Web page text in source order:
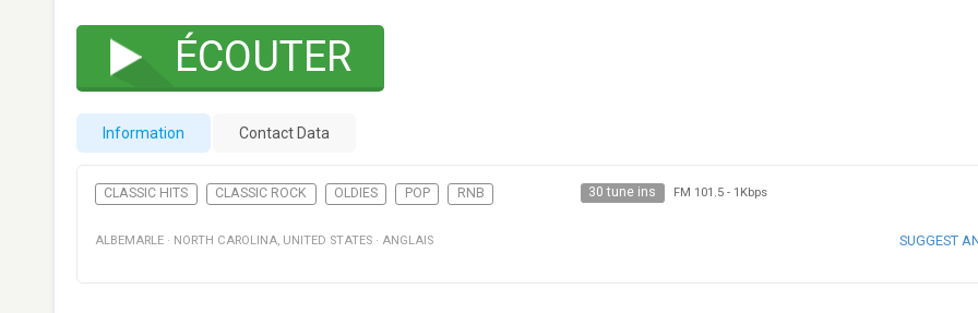
ÉCOUTER
Information Contact Data
CLASSIC HITS CLASSIC ROCK OLDIES POP RNB 30 tune ins FM 101.5- 1Kbps
ALBEMARLE · NORTH CAROLINA, UNITED STATES · ANGLAIS SUGGEST